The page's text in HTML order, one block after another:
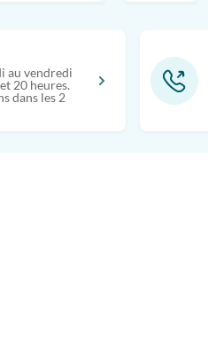
au vendredi
20 heures.
dans les 2